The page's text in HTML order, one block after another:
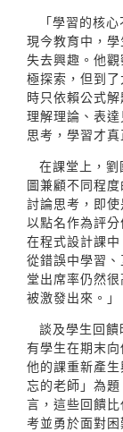
「學習的核
現今教育中，
失去興趣。他
極探索，但到
時只依賴公式
理解理論、表
思考，學習才真
在課堂上，
圖兼顧不同程
討論思考，即
以點名作為評
在程式設計課
從錯誤中學習
堂出席率仍然
被激發出來。」
談及學生回
有學生在期末
他的課重新產
忘的老師」為
言，這些回饋
考並勇於面對